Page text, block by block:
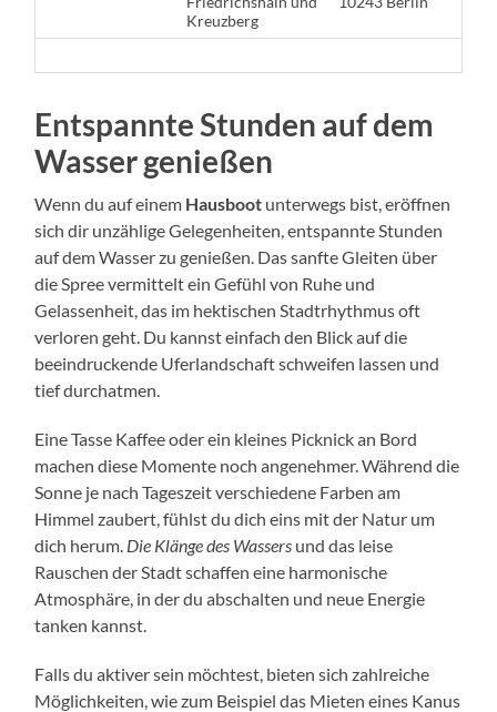
Kreuzberg
Entspannte Stunden auf dem
Wasser genießen
Wenn du auf einem Hausboot unterwegs bist, eröffnen
sich dir unzählige Gelegenheiten, entspannte Stunden
auf dem Wasser zu genießen. Das sanfte Gleiten über
die Spree vermittelt ein Gefühl von Ruhe und
Gelassenheit, das im hektischen Stadtrhythmus oft
verloren geht. Du kannst einfach den Blick auf die
beeindruckende Uferlandschaft schweifen lassen und
tief durchatmen.
Eine Tasse Kaffee oder ein kleines Picknick an Bord
machen diese Momente noch angenehmer. Während die
Sonne je nach Tageszeit verschiedene Farben am
Himmel zaubert, fühlst du dich eins mit der Natur um
dich herum. Die Klänge des Wassers und das leise
Rauschen der Stadt schaffen eine harmonische
Atmosphäre, in der du abschalten und neue Energie
tanken kannst.
Falls du aktiver sein möchtest, bieten sich zahlreiche
Möglichkeiten, wie zum Beispiel das Mieten eines Kanus